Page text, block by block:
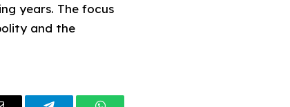
years. The focus
and the